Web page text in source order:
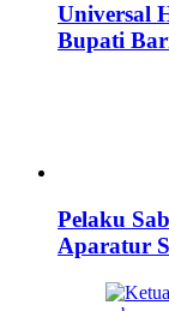
Universal
Bupati
Pelaku
Aparatur